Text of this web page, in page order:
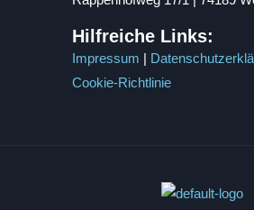
Hilfreiche Links:
Impressum
Cookie-Richtlinie